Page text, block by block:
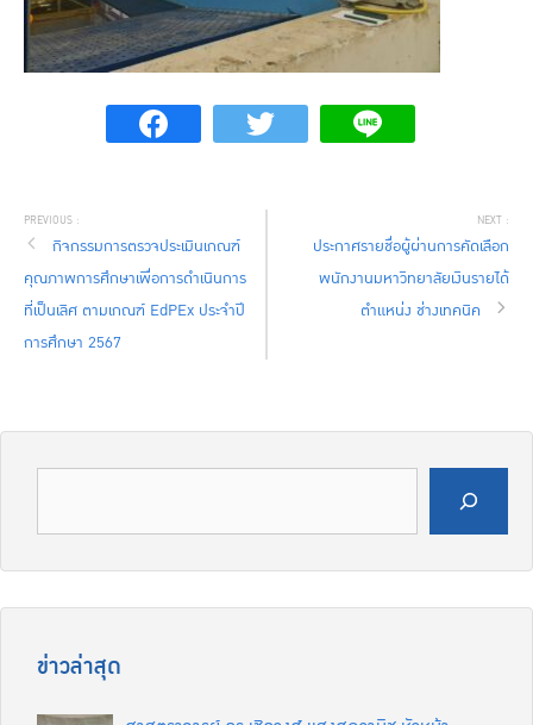
กิจกรรมการตรวจประเมินเกณฑ์
คุณภาพการศึกษาเพื่อการดำเนินการ
ที่เป็นเลิศ ตามเกณฑ์ EdPEx ประจำปี
การศึกษา 2567
ประกาศรายชื่อผู้ผ่านการคัดเลือก
พนักงานมหาวิทยาลัยเงินรายได้
ตำแหน่ง ช่างเทคนิค
ข่าวล่าสุด